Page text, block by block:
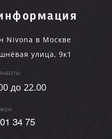
Nivona в Москве
улица, 9к1
до 22.00
34 75